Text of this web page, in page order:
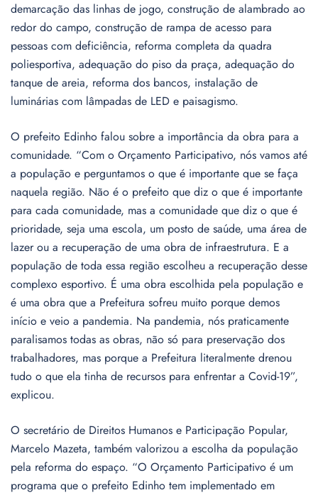
demarcação das linhas de jogo, construção de alambrado ao
redor do campo, construção de rampa de acesso para
pessoas com deficiência, reforma completa da quadra
poliesportiva, adequação do piso da praça, adequação do
tanque de areia, reforma dos bancos, instalação de
luminárias com lâmpadas de LED e paisagismo.
O prefeito Edinho falou sobre a importância da obra para a
comunidade. “Com o Orçamento Participativo, nós vamos até
a população e perguntamos o que é importante que se faça
naquela região. Não é o prefeito que diz o que é importante
para cada comunidade, mas a comunidade que diz o que é
prioridade, seja uma escola, um posto de saúde, uma área de
lazer ou a recuperação de uma obra de infraestrutura. E a
população de toda essa região escolheu a recuperação desse
complexo esportivo. É uma obra escolhida pela população e
é uma obra que a Prefeitura sofreu muito porque demos
início e veio a pandemia. Na pandemia, nós praticamente
paralisamos todas as obras, não só para preservação dos
trabalhadores, mas porque a Prefeitura literalmente drenou
tudo o que ela tinha de recursos para enfrentar a Covid-19”,
explicou.
O secretário de Direitos Humanos e Participação Popular,
Marcelo Mazeta, também valorizou a escolha da população
pela reforma do espaço. “O Orçamento Participativo é um
programa que o prefeito Edinho tem implementado em